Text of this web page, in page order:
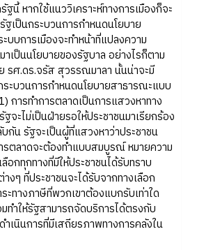
นี้ หากใช้แนววิเคราะห์ทางการเมืองก็จะ
เป็นกระบวนการกำหนดนโยบาย
บการเมืองจะทำหน้าที่แปลงความ
เป็นนโยบายของรัฐบาล อย่างไรก็ตาม
รศ.ดร.จรัส สุวรรณมาลา นั้นน่าจะมี
ะบวนการกำหนดนโยบายสาธารณะแบบ
การทำการตลาดเป็นการแสวงหาทาง
ฐจะไม่เป็นฝ่ายรอให้ประชาชนมาเรียกร้อง
กัน รัฐจะเป็นผู้ที่แสวงหาว่าประชาชน
รตลาดจะต้องทำแบบสมบูรณ์ หมายความ
อกทุกทางที่มีให้ประชาชนได้รับทราบ
งๆ ที่ประชาชนจะได้รับจากทางเลือก
ะทางภาษีที่พวกเขาต้องแบกรับเท่าใด
ทำให้รัฐสามารถจัดบริการได้ตรงกับ
เนินการที่มีเสถียรภาพทางการคลังใน